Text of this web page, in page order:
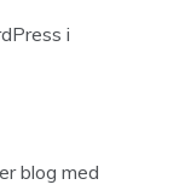
i
blog med